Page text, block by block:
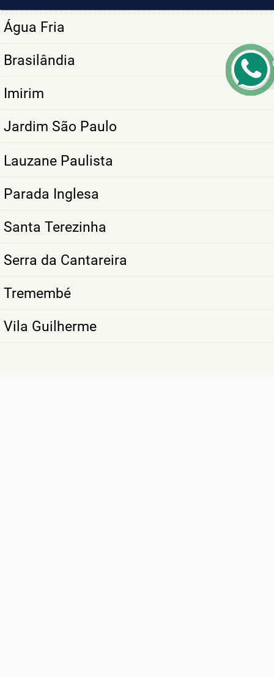
Água Fria
Brasilândia
Imirim
Jardim São Paulo
Lauzane Paulista
Parada Inglesa
Santa Terezinha
Serra da Cantareira
Tremembé
Vila Guilherme